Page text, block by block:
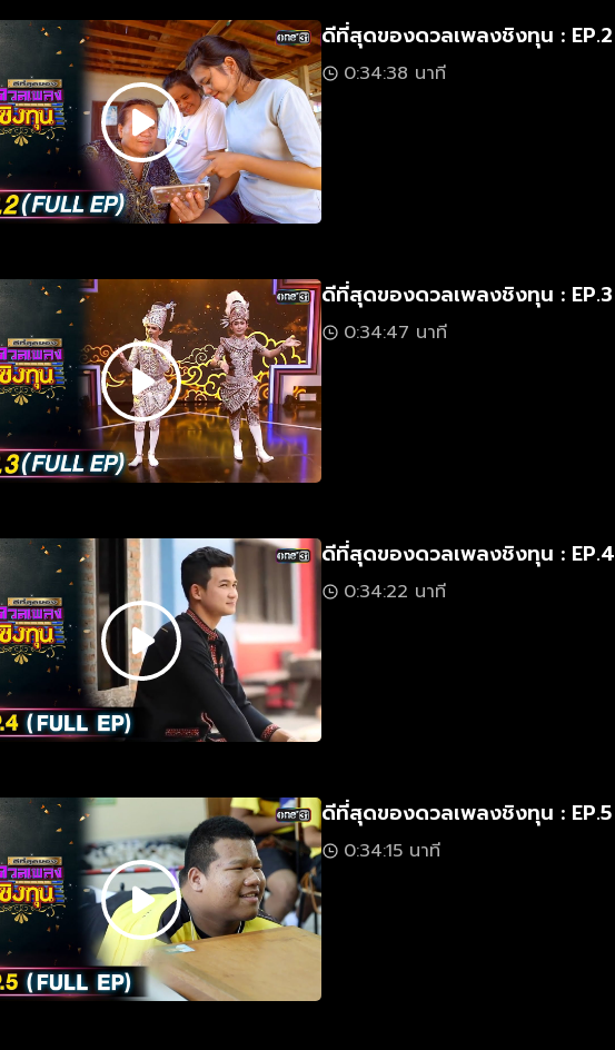
ดีที่สุดของดวลเพลงชิงทุน : EP.2
0:34:38 นาที
ดีที่สุดของดวลเพลงชิงทุน : EP.3
0:34:47 นาที
ดีที่สุดของดวลเพลงชิงทุน : EP.4
0:34:22 นาที
ดีที่สุดของดวลเพลงชิงทุน : EP.5
0:34:15 นาที